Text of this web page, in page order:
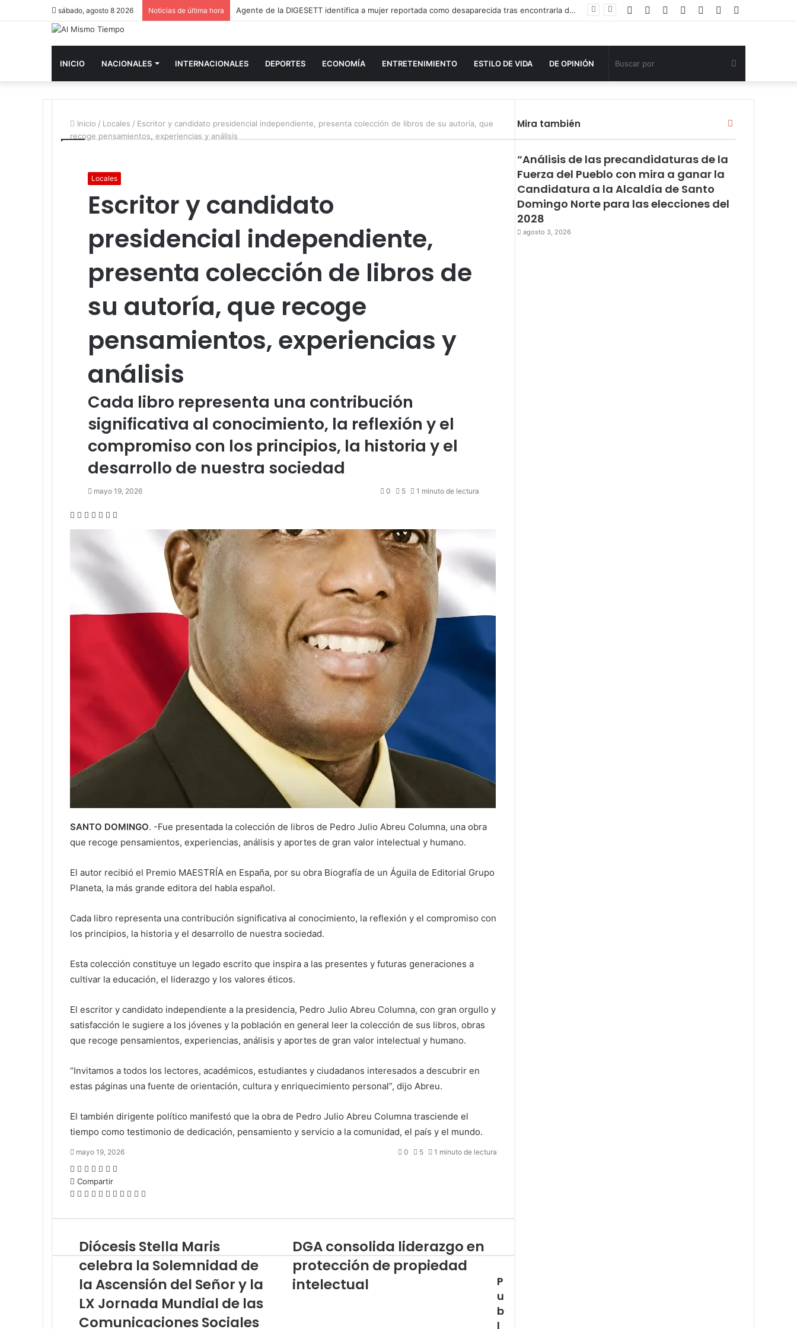
sábado, agosto 8 2026 Noticias de última hora Agente de la DIGESETT identifica a mujer reportada como desaparecida tras encontrarla desorientada
Publicación
Acceso
Instagram
YouTube
Twitter
Facebook
INICIO NACIONALES INTERNACIONALES DEPORTES ECONOMÍA ENTRETENIMIENTO ESTILO DE VIDA DE OPINIÓN Buscar
por
Inicio / Locales / Escritor y candidato presidencial independiente, presenta colección de libros de su autoría, que
recoge pensamientos, experiencias y análisis
Locales
Escritor y candidato
presidencial independiente,
presenta colección de libros de
su autoría, que recoge
pensamientos, experiencias y
análisis
Cada libro representa una contribución
significativa al conocimiento, la reflexión y el
compromiso con los principios, la historia y el
desarrollo de nuestra sociedad
mayo 19, 2026 0 5 1 minuto de lectura
Facebook
Twitter
LinkedIn
Tumblr
Pinterest
Reddit
SANTO DOMINGO. -Fue presentada la colección de libros de Pedro Julio Abreu Columna, una obra
que recoge pensamientos, experiencias, análisis y aportes de gran valor intelectual y humano.
El autor recibió el Premio MAESTRÍA en España, por su obra Biografía de un Águila de Editorial Grupo
Planeta, la más grande editora del habla español.
Cada libro representa una contribución significativa al conocimiento, la reflexión y el compromiso con
los principios, la historia y el desarrollo de nuestra sociedad.
Esta colección constituye un legado escrito que inspira a las presentes y futuras generaciones a
cultivar la educación, el liderazgo y los valores éticos.
El escritor y candidato independiente a la presidencia, Pedro Julio Abreu Columna, con gran orgullo y
satisfacción le sugiere a los jóvenes y la población en general leer la colección de sus libros, obras
que recoge pensamientos, experiencias, análisis y aportes de gran valor intelectual y humano.
“Invitamos a todos los lectores, académicos, estudiantes y ciudadanos interesados a descubrir en
estas páginas una fuente de orientación, cultura y enriquecimiento personal”, dijo Abreu.
El también dirigente político manifestó que la obra de Pedro Julio Abreu Columna trasciende el
tiempo como testimonio de dedicación, pensamiento y servicio a la comunidad, el país y el mundo.
mayo 19, 2026 0 5 1 minuto de lectura
Facebook
Twitter
LinkedIn
Tumblr
Pinterest
Reddit
Compartir
Facebook
Twitter
LinkedIn
Tumblr
Pinterest
Reddit
VKontakte
Odnoklassniki
Pocket
Compartir
correo
Diócesis Stella Maris
celebra la Solemnidad de
la Ascensión del Señor y la
LX Jornada Mundial de las
Comunicaciones Sociales
DGA consolida liderazgo en
protección de propiedad
intelectual
P
u
b
l
Mira también Cerrar
“Análisis de las precandidaturas de la
Fuerza del Pueblo con mira a ganar la
Candidatura a la Alcaldía de Santo
Domingo Norte para las elecciones del
2028
agosto 3, 2026